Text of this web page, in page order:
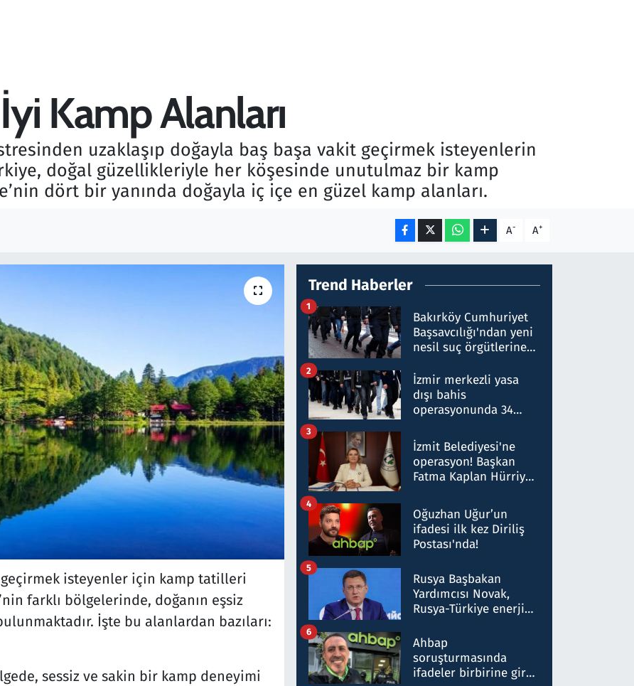
Kamp Alanları
uzaklaşıp doğayla baş başa vakit geçirmek isteyenlerin
doğal güzellikleriyle her köşesinde unutulmaz bir kamp
dört bir yanında doğayla iç içe en güzel kamp alanları.
A- A+
isteyenler için kamp tatilleri
farklı bölgelerinde, doğanın eşsiz
İşte bu alanlardan bazıları:
sessiz ve sakin bir kamp deneyimi
Trend Haberler
Bakırköy Cumhuriyet
Başsavcılığı'ndan yeni
nesil suç örgütlerine
hakkında gözaltı kararı
1
İzmir merkezli yasa
dışı bahis
operasyonunda 34
Milyar liralık para
trafiği tespit edildi
2
İzmit Belediyesi'ne
operasyon! Başkan
Fatma Kaplan Hürriyet
3
Oğuzhan Uğur’un
ifadesi ilk kez Diriliş
Postası'nda!
4
Rusya Başbakan
Yardımcısı Novak,
Rusya-Türkiye enerji
nitelikte olduğunu
belirtti
5
Ahbap
soruşturmasında
ifadeler birbirine girdi:
6